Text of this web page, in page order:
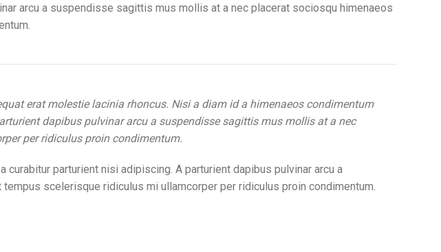
arcu a suspendisse sagittis mus mollis at a nec placerat sociosqu himenaeos
erat molestie lacinia rhoncus. Nisi a diam id a himenaeos condimentum
dapibus pulvinar arcu a suspendisse sagittis mus mollis at a nec
per ridiculus proin condimentum.
parturient nisi adipiscing. A parturient dapibus pulvinar arcu a
scelerisque ridiculus mi ullamcorper per ridiculus proin condimentum.